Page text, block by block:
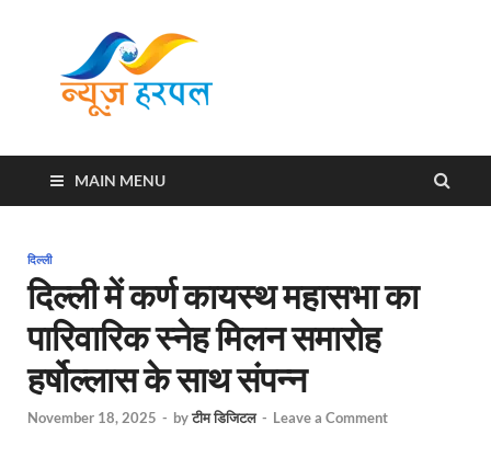
MAIN MENU
दिल्ली
दिल्ली में कर्ण कायस्थ महासभा का
पारिवारिक स्नेह मिलन समारोह
हर्षोल्लास के साथ संपन्न
November 18, 2025 - byटीम डिजिटल - Leave a Comment